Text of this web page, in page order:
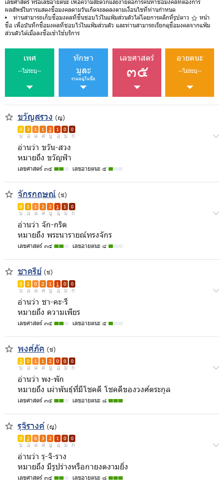
ผลลัพธ์ในการแสดงชื่อมงคลตามวันเกิดจะลดลงตามเงื่อนไขที่ท่านกำหนด
ท่านสามารถเก็บชื่อมงคลที่ชื่นชอบไว้ในแฟ้มส่วนตัวได้โดยการคลิกที่รูปดาว
หน้า
ชื่อ เพื่อบันทึกชื่อมงคลที่ชอบไว้ในแฟ้มส่วนตัว และท่านสามารถเรียกดูชื่อมงคลจากแฟ้ม
ส่วนตัวได้เมื่อลงชื่อเข้าใช้บริการ
เพศ
--ไม่ระบุ--
ทักษา
มูละ
รวมอยู่ในชื่อ
เลขศาสตร์
๓๕
อายตนะ
--ไม่ระบุ--
ขวัญสรวง (ญ)
0 3 1 1 2 1 0 0
บ อ ด ศ มู อุ ม ก
อ่านว่า ขวัน-สวง
หมายถึง ขวัญฟ้า
เลขศาสตร์ ๓๕ เลขอายตนะ ๕
จักรกฤษณ์ (ช)
0 1 1 2 2 1 1 0
บ อ ด ศ มู อุ ม ก
อ่านว่า จัก-กริด
หมายถึง พระนารายณ์ทรงจักร
เลขศาสตร์ ๓๕ เลขอายตนะ ๔
ชาครีย์ (ช)
0 2 0 2 1 1 0 0
บ อ ด ศ มู อุ ม ก
อ่านว่า ชา-คะ-รี
หมายถึง ความเพียร
เลขศาสตร์ ๓๕ เลขอายตนะ ๕
พงศ์ภัค (ช)
2 0 1 1 2 0 0 0
บ อ ด ศ มู อุ ม ก
อ่านว่า พง-พัก
หมายถึง เผ่าพันธุ์ที่มีโชคดี โชคดีของวงศ์ตระกูล
เลขศาสตร์ ๓๕ เลขอายตนะ ๘
รุจิรางค์ (ญ)
0 2 0 3 2 1 0 0
บ อ ด ศ มู อุ ม ก
อ่านว่า รุ-จิ-ราง
หมายถึง มีรูปร่างหรือกายงดงามยิ่ง
เลขศาสตร์ ๓๕ เลขอายตนะ ๘